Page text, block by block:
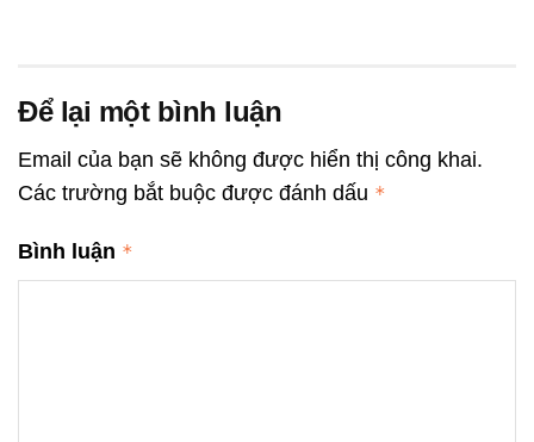
Để lại một bình luận
Email của bạn sẽ không được hiển thị công khai.
Các trường bắt buộc được đánh dấu *
Bình luận *